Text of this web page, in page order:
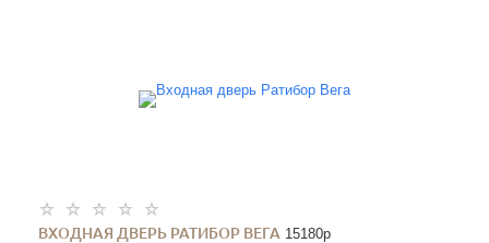
ВХОДНАЯ ДВЕРЬ РАТИБОР ВЕГА 15180p